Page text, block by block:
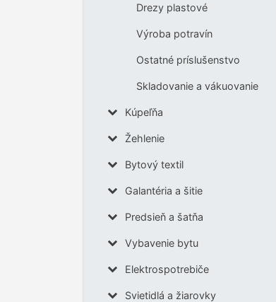
Drezy plastové
Výroba potravín
Ostatné príslušenstvo
Skladovanie a vákuovanie
Kúpeľňa
Žehlenie
Bytový textil
Galantéria a šitie
Predsieň a šatňa
Vybavenie bytu
Elektrospotrebiče
Svietidlá a žiarovky